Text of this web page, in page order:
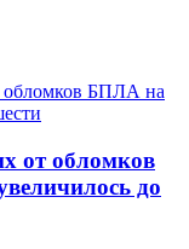
от обломков
до